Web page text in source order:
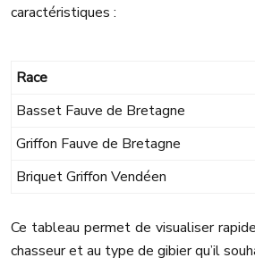
caractéristiques :
Race
Basset Fauve de Bretagne
Griffon Fauve de Bretagne
Briquet Griffon Vendéen
Ce tableau permet de visualiser
chasseur et au type de gibier qu’il